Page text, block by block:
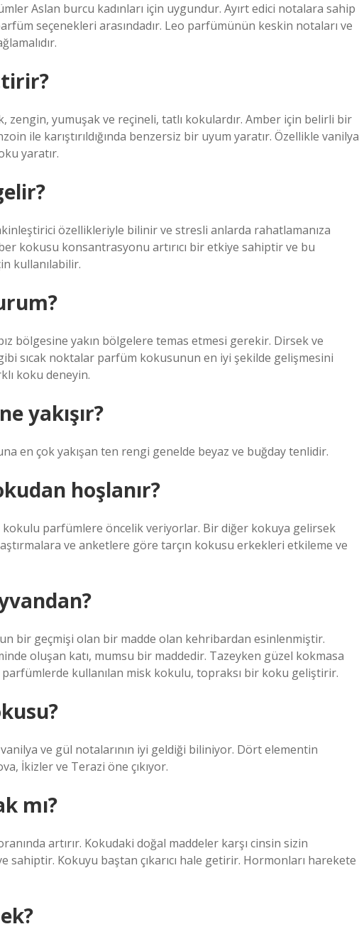
Aslan burcu kadınları için uygundur. Ayırt edici notalara sahip
seçenekleri arasındadır. Leo parfümünün keskin notaları ve
zengin, yumuşak ve reçineli, tatlı kokulardır. Amber için belirli bir
ile karıştırıldığında benzersiz bir uyum yaratır. Özellikle vanilya
yaratır.
özellikleriyle bilinir ve stresli anlarda rahatlamanıza
kokusu konsantrasyonu artırıcı bir etkiye sahiptir ve bu
kullanılabilir.
bölgesine yakın bölgelere temas etmesi gerekir. Dirsek ve
sıcak noktalar parfüm kokusunun en iyi şekilde gelişmesini
koku deneyin.
yakışır?
en çok yakışan ten rengi genelde beyaz ve buğday tenlidir.
hoşlanır?
parfümlere öncelik veriyorlar. Bir diğer kokuya gelirsek
ve anketlere göre tarçın kokusu erkekleri etkileme ve
bir geçmişi olan bir madde olan kehribardan esinlenmiştir.
oluşan katı, mumsu bir maddedir. Tazeyken güzel kokmasa
kullanılan misk kokulu, topraksı bir koku geliştirir.
ve gül notalarının iyi geldiği biliniyor. Dört elementin
İkizler ve Terazi öne çıkıyor.
mı?
artırır. Kokudaki doğal maddeler karşı cinsin sizin
sahiptir. Kokuyu baştan çıkarıcı hale getirir. Hormonları harekete